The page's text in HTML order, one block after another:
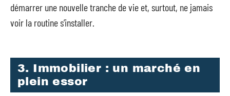
démarrer une nouvelle tranche de vie et, surtout, ne jamais
voir la routine s’installer.
3. Immobilier : un marché en
plein essor